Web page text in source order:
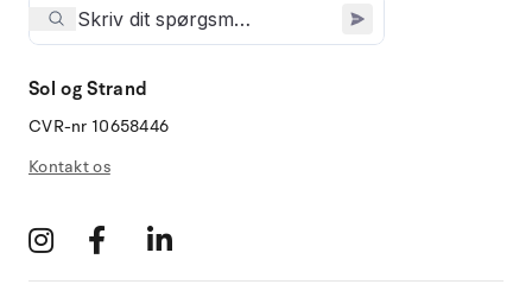
Sol og Strand
CVR-nr 10658446
Kontakt os